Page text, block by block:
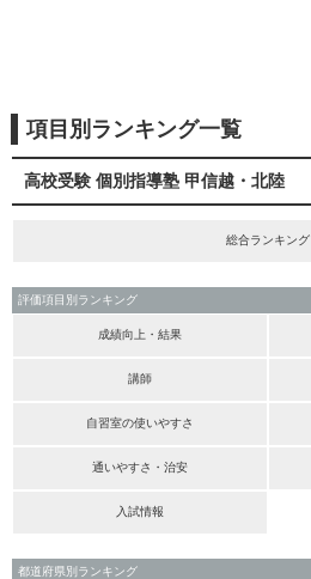
項目別ランキング一覧
高校受験 個別指導塾 甲信越・北陸
総合ランキング
評価項目別ランキング
成績向上・結果
講師
自習室の使いやすさ
通いやすさ・治安
入試情報
都道府県別ランキング